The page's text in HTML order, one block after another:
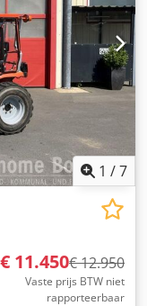
1 /7
€ 11.450€ 12.950
Vaste prijs BTW niet
rapporteerbaar